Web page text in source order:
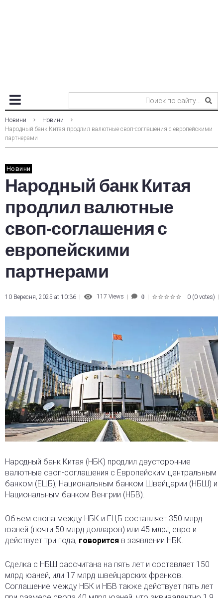
Новини
Новини
Народный банк Китая продлил валютные своп-соглашения с европейскими
партнерами
Новини
Народный банк Китая
продлил валютные
своп-соглашения с
европейскими
партнерами
10 Вересня, 2025 at 10:36 117 Views 0 0 (0 votes)
Народный банк Китая (НБК) продлил двусторонние
валютные своп-соглашения с Европейским центральным
банком (ЕЦБ), Национальным банком Швейцарии (НБШ) и
Национальным банком Венгрии (НБВ).
Объем свопа между НБК и ЕЦБ составляет 350 млрд
юаней (почти 50 млрд долларов) или 45 млрд евро и
действует три года, говорится в заявлении НБК.
Сделка с НБШ рассчитана на пять лет и составляет 150
млрд юаней, или 17 млрд швейцарских франков.
Соглашение между НБК и НБВ также действует пять лет